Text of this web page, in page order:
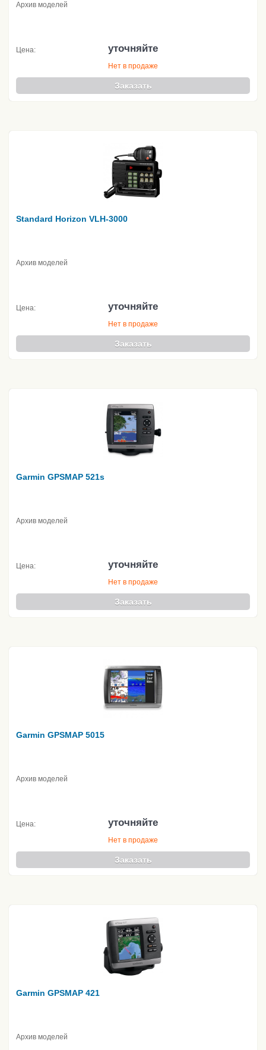
Архив моделей
Цена: уточняйте
Нет в продаже
Заказать
Standard Horizon VLH-3000
Архив моделей
Цена: уточняйте
Нет в продаже
Заказать
Garmin GPSMAP 521s
Архив моделей
Цена: уточняйте
Нет в продаже
Заказать
Garmin GPSMAP 5015
Архив моделей
Цена: уточняйте
Нет в продаже
Заказать
Garmin GPSMAP 421
Архив моделей